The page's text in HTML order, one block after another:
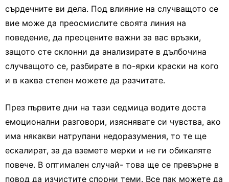
сърдечните ви дела. Под влияние на случващото се
вие може да преосмислите своята линия на
поведение, да преоцените важни за вас връзки,
защото сте склонни да анализирате в дълбочина
случващото се, разбирате в по-ярки краски на кого
и в каква степен можете да разчитате.
През първите дни на тази седмица водите доста
емоционални разговори, изяснявате си чувства, ако
има някакви натрупани недоразумения, то те ще
ескалират, за да вземете мерки и не ги обикаляте
повече. В оптимален случай- това ще се превърне в
повод да изчистите спорни теми. Все пак можете да